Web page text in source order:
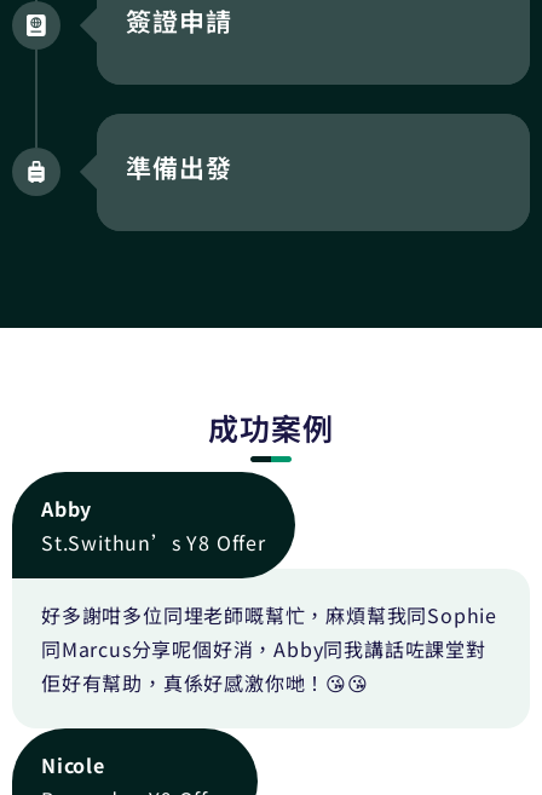
簽證申請
準備出發
成功案例
Abby
St.Swithun’s Y8 Offer
好多謝咁多位同埋老師嘅幫忙，麻煩幫我同Sophie
同Marcus分享呢個好消，Abby同我講話咗課堂對
佢好有幫助，真係好感激你哋！😘😘
Nicole